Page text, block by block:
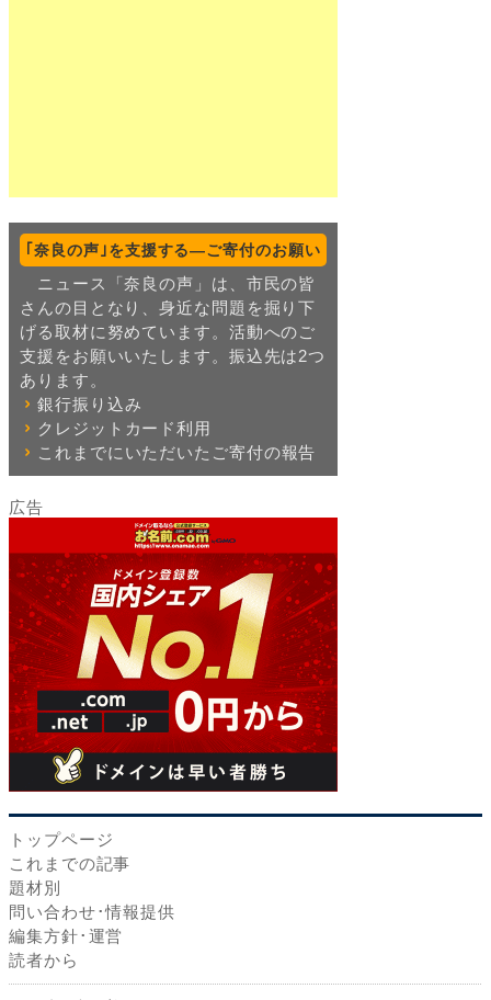
｢奈良の声｣を支援する―ご寄付のお願い
ニュース「奈良の声」は、市民の皆
さんの目となり、身近な問題を掘り下
げる取材に努めています。活動へのご
支援をお願いいたします。振込先は2つ
あります。
銀行振り込み
クレジットカード利用
これまでにいただいたご寄付の報告
トップページ
これまでの記事
題材別
問い合わせ･情報提供
編集方針･運営
読者から